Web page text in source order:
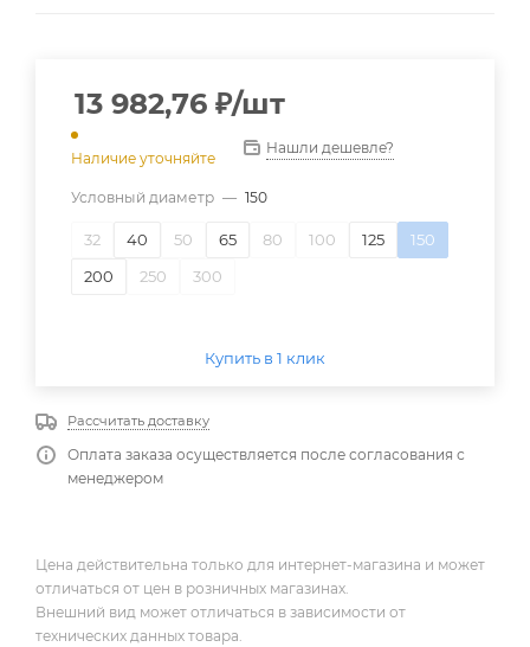
13 982,76 ₽/шт
Наличие уточняйте
Нашли дешевле?
Условный диаметр — 150
32 40 50 65 80 100 125
150
200
250 300
Купить в 1 клик
Рассчитать доставку
Оплата заказа осуществляется после согласования с
менеджером
Цена действительна только для интернет-магазина и может
отличаться от цен в розничных магазинах.
Внешний вид может отличаться в зависимости от
технических данных товара.